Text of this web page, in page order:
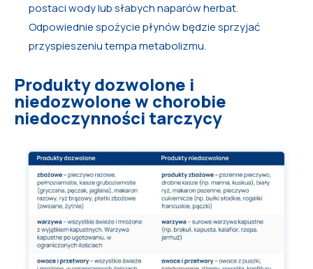
postaci wody lub słabych naparów herbat.
Odpowiednie spożycie płynów będzie sprzyjać
przyspieszeniu tempa metabolizmu.
Produkty dozwolone i
niedozwolone w chorobie
niedoczynności tarczycy